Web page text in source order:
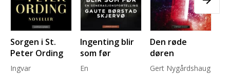
Sorgen i St.
Peter Ording
Ingvar
Ingenting blir
som før
En
Den røde
døren
Gert Nygårdshaug